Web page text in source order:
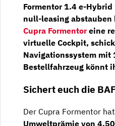
Formentor 1.4 e-Hybrid
null-leasing abstauben
Cupra Formentoreine
virtuelle Cockpit,
Navigationssystem mit
Bestellfahrzeug könnt
Sichert euch die
Der Cupra Formentor
Umweltprämie von